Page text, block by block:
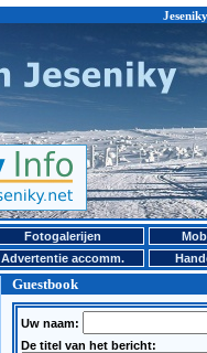
Fotogalerijen
Advertentie accomm.
Guestbook
Uw naam:
De titel van het bericht: